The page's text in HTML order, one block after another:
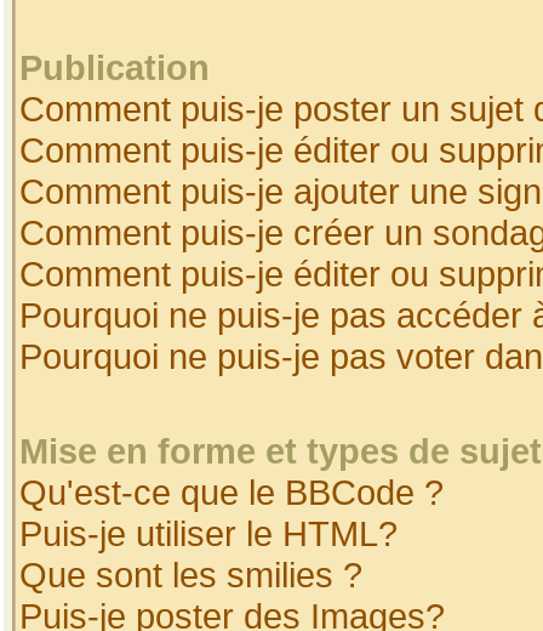
Publication
Comment puis-je poster un sujet
Comment puis-je éditer ou
Comment puis-je ajouter une
Comment puis-je créer un
Comment puis-je éditer ou
Pourquoi ne puis-je pas accéder
Pourquoi ne puis-je pas voter
Mise en forme et types de
Qu'est-ce que le BBCode ?
Puis-je utiliser le HTML?
Que sont les smilies ?
Puis-je poster des Images?